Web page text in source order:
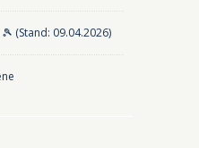
(Stand: 09.04.2026)